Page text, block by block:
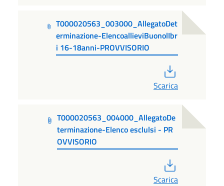
T000020563_003000_AllegatoDet
erminazione-ElencoallieviBuonolIbr
i 16-18anni-PROVVISORIO
Scarica
T000020563_004000_AllegatoDe
terminazione-Elenco esclulsi - PR
OVVISORIO
Scarica